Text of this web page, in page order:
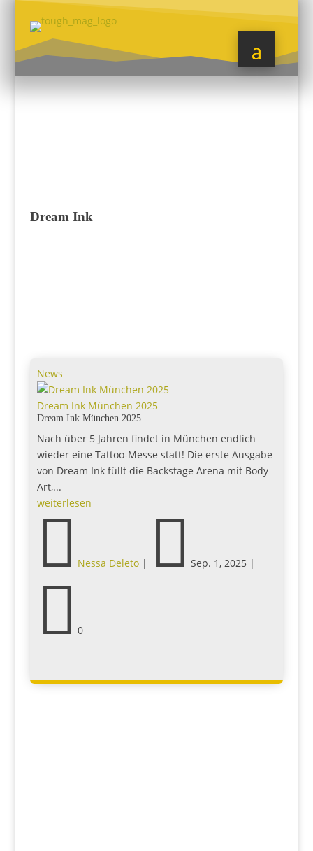
Dream Ink
News
Dream Ink München 2025
Dream Ink München 2025
Nach über 5 Jahren findet in München endlich
wieder eine Tattoo-Messe statt! Die erste Ausgabe
von Dream Ink füllt die Backstage Arena mit Body
Art,...
weiterlesen
 Nessa Deleto|  Sep. 1, 2025 |
 0